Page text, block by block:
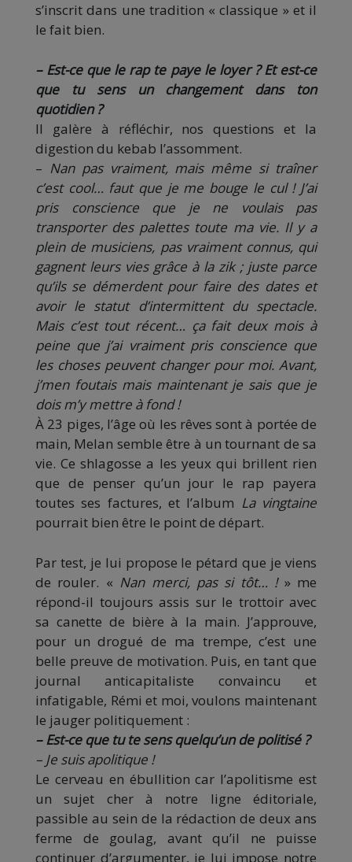
s’inscrit dans une tradition « classique » et il
le fait bien.
– Est-ce que le rap te paye le loyer ? Et est-ce
que tu sens un changement dans ton
quotidien ?
Il galère à réfléchir, nos questions et la
digestion du kebab l’assomment.
– Nan pas vraiment, mais même si traîner
c’est cool… faut que je me bouge le cul ! J’ai
pris conscience que je ne voulais pas
transporter des palettes toute ma vie. Il y a
plein de musiciens, pas vraiment connus, qui
gagnent leurs vies grâce à la zik ; juste parce
qu’ils se démerdent pour faire des dates et
avoir le statut d’intermittent du spectacle.
Mais c’est tout récent… ça fait deux mois à
peine que j’ai vraiment pris conscience que
les choses peuvent changer pour moi. Avant,
j’men foutais mais maintenant je sais que je
dois m’y mettre à fond !
À 23 piges, l’âge où les rêves sont à portée de
main, Melan semble être à un tournant de sa
vie. Ce shlagosse a les yeux qui brillent rien
que de penser qu’un jour le rap payera
toutes ses factures, et l’album La vingtaine
pourrait bien être le point de départ.
Par test, je lui propose le pétard que je viens
de rouler. « Nan merci, pas si tôt… !» me
répond-il toujours assis sur le trottoir avec
sa canette de bière à la main. J’approuve,
pour un drogué de ma trempe, c’est une
belle preuve de motivation. Puis, en tant que
journal anticapitaliste convaincu et
infatigable, Rémi et moi, voulons maintenant
le jauger politiquement :
– Est-ce que tu te sens quelqu’un de politisé ?
– Je suis apolitique !
Le cerveau en ébullition car l’apolitisme est
un sujet cher à notre ligne éditoriale,
passible au sein de la rédaction de deux ans
ferme de goulag, avant qu’il ne puisse
continuer d’argumenter, je lui impose notre